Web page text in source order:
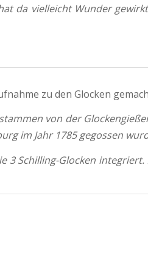
da vielleicht Wunder
zu den Glocken
von der
im Jahr 1785 gegossen
Schilling-Glocken